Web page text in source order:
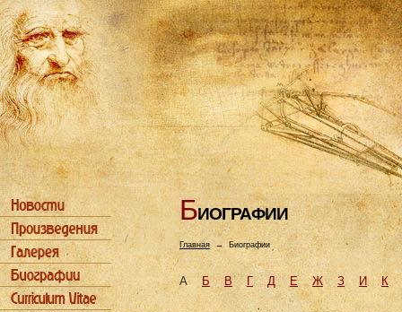
БИОГРАФИИ
Главная→ Биографии
АБ В Г Д Е Ж З И К